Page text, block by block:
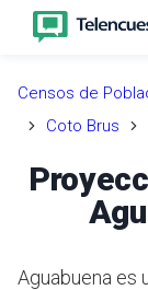
Censos de
Coto Brus
Aguabuena es